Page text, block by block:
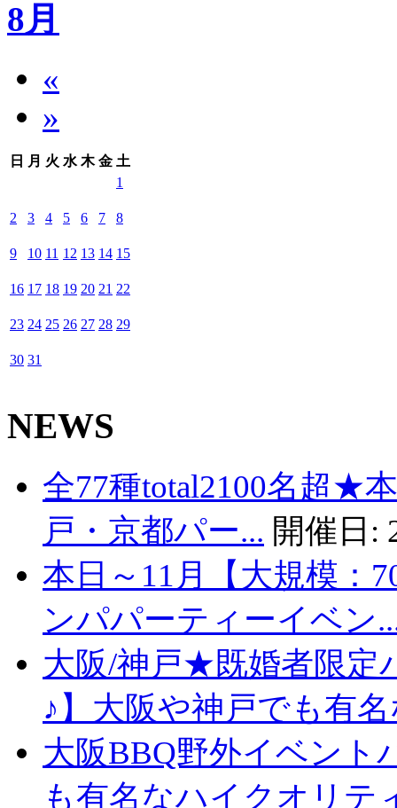
8月
«
»
日 月 火 水 木 金 土
1
2 3 4 5 6 7 8
9 10 11 12 13 14 15
16 17 18 19 20 21 22
23 24 25 26 27 28 29
30 31
NEWS
全77種total2100名超★
戸・京都パー... 開催日:
本日～11月【大規模：
ンパパーティーイベン
大阪/神戸★既婚者限定
♪】大阪や神戸でも有
大阪BBQ野外イベント
も有名なハイクオリテ